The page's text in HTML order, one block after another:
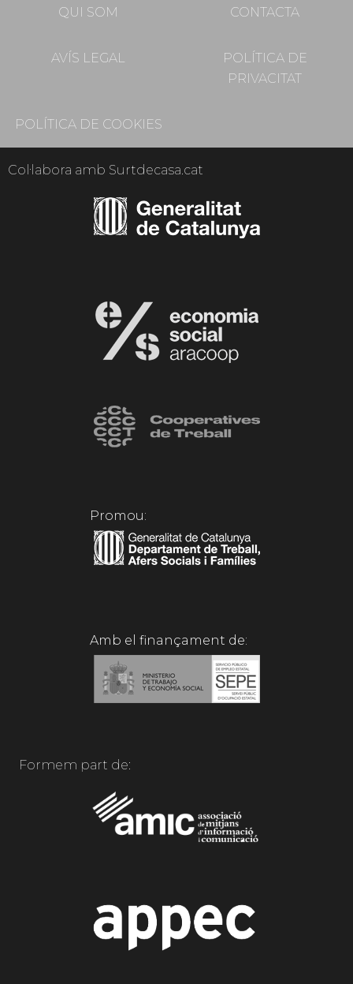
QUI SOM CONTACTA
AVÍS LEGAL
POLÍTICA DE
PRIVACITAT
POLÍTICA DE COOKIES
Col·labora amb Surtdecasa.cat
Promou:
Amb el finançament de:
Formem part de: